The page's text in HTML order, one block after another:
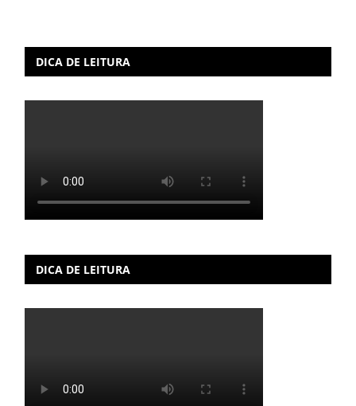
DICA DE LEITURA
DICA DE LEITURA